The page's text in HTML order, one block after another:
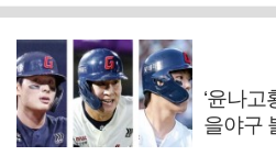
‘윤나
을야구